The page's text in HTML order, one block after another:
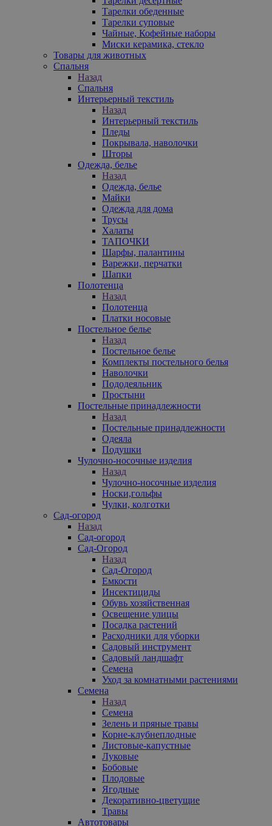
Тарелки обеденные
Тарелки суповые
Чайные, Кофейные наборы
Миски керамика, стекло
Товары для животных
Спальня
Назад
Спальня
Интерьерный текстиль
Назад
Интерьерный текстиль
Пледы
Покрывала, наволочки
Шторы
Одежда, белье
Назад
Одежда, белье
Майки
Одежда для дома
Трусы
Халаты
ТАПОЧКИ
Шарфы, палантины
Варежки, перчатки
Шапки
Полотенца
Назад
Полотенца
Платки носовые
Постельное белье
Назад
Постельное белье
Комплекты постельного белья
Наволочки
Пододеяльник
Простыни
Постельные принадлежности
Назад
Постельные принадлежности
Одеяла
Подушки
Чулочно-носочные изделия
Назад
Чулочно-носочные изделия
Носки,гольфы
Чулки, колготки
Сад-огород
Назад
Сад-огород
Сад-Огород
Назад
Сад-Огород
Емкости
Инсектициды
Обувь хозяйственная
Освещение улицы
Посадка растений
Расходники для уборки
Садовый инструмент
Садовый ландшафт
Семена
Уход за комнатными растениями
Семена
Назад
Семена
Зелень и пряные травы
Корне-клубнеплодные
Листовые-капустные
Луковые
Бобовые
Плодовые
Ягодные
Декоративно-цветущие
Травы
Автотовары